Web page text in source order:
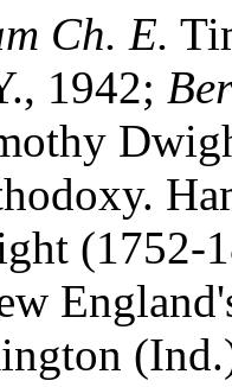
Ch. E.
1942;
(1752-